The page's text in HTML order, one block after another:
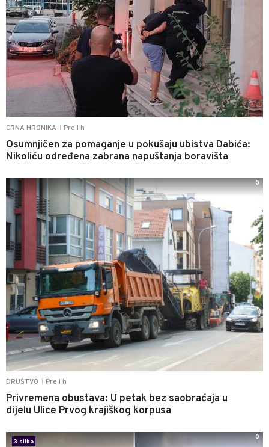
CRNA HRONIKA Pre 1 h
Osumnjičen za pomaganje u pokušaju ubistva Dabića:
Nikoliću određena zabrana napuštanja boravišta
DRUŠTVO Pre 1 h
Privremena obustava: U petak bez saobraćaja u
dijelu Ulice Prvog krajiškog korpusa
0
3 slika
0